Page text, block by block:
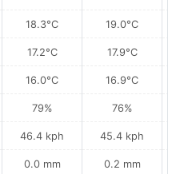
18.3°C
17.2°C
16.0°C
79%
46.4 kph
0.0 mm
19.0°C
17.9°C
16.9°C
76%
45.4 kph
0.2 mm